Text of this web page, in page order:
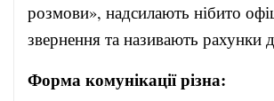
розмови», надсилають нібито
звернення та називають рахунки
Форма комунікації різна: